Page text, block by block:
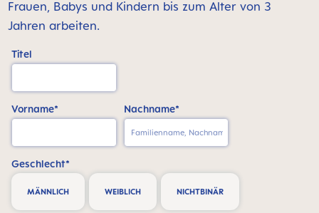
Frauen, Babys und Kindern bis zum Alter von 3
Jahren arbeiten.
Titel
Vorname* Nachname*
Geschlecht*
MÄNNLICH WEIBLICH NICHTBINÄR